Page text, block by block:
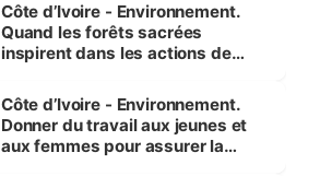
Côte d’Ivoire - Environnement.
Quand les forêts sacrées
inspirent dans les actions de
Côte d’Ivoire - Environnement.
Donner du travail aux jeunes et
aux femmes pour assurer la